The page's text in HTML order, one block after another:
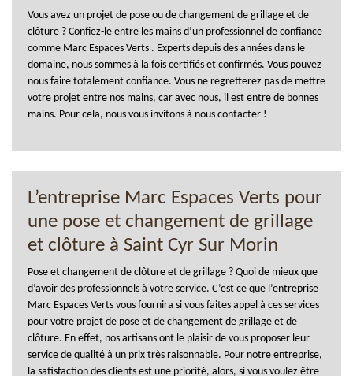
Vous avez un projet de pose ou de changement de grillage et de
clôture ? Confiez-le entre les mains d’un professionnel de confiance
comme Marc Espaces Verts . Experts depuis des années dans le
domaine, nous sommes à la fois certifiés et confirmés. Vous pouvez
nous faire totalement confiance. Vous ne regretterez pas de mettre
votre projet entre nos mains, car avec nous, il est entre de bonnes
mains. Pour cela, nous vous invitons à nous contacter !
L’entreprise Marc Espaces Verts pour
une pose et changement de grillage
et clôture à Saint Cyr Sur Morin
Pose et changement de clôture et de grillage ? Quoi de mieux que
d’avoir des professionnels à votre service. C’est ce que l’entreprise
Marc Espaces Verts vous fournira si vous faites appel à ces services
pour votre projet de pose et de changement de grillage et de
clôture. En effet, nos artisans ont le plaisir de vous proposer leur
service de qualité à un prix très raisonnable. Pour notre entreprise,
la satisfaction des clients est une priorité, alors, si vous voulez être